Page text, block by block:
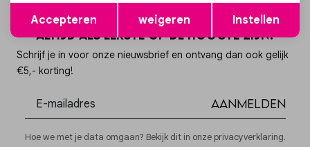
Altijd als eerste op de hoogte zijn?
Schrijf je in voor onze nieuwsbrief en ontvang dan ook gelijk
€5,- korting!
Aanmelden
Hoe we met je data omgaan? Bekijk dit in onze privacyverklaring.
Opslaan
Accepteren weigeren Instellen